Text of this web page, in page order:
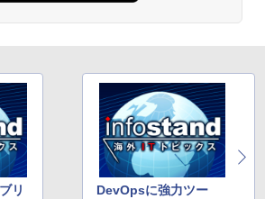
リ
DevOpsに強力ツー